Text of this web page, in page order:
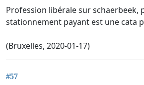
Profession libérale sur schaerbeek,
stationnement payant est une cata
(Bruxelles, 2020-01-17)
#57